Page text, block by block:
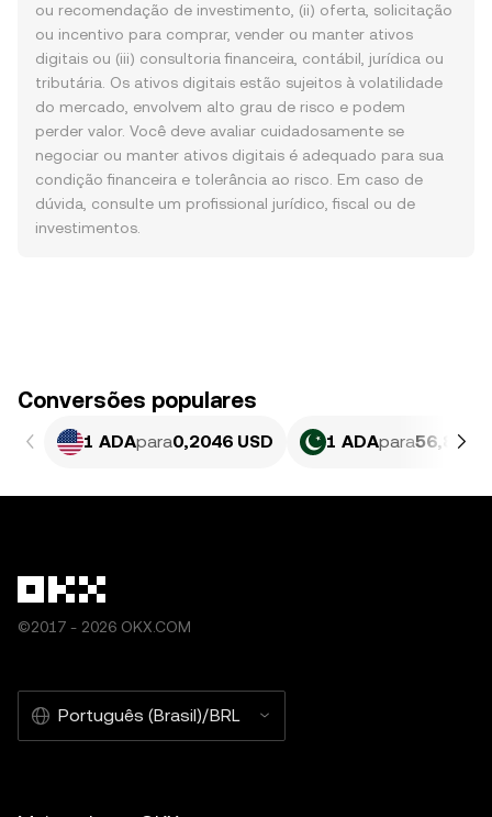
ou recomendação de investimento, (ii) oferta, solicitação
ou incentivo para comprar, vender ou manter ativos
digitais ou (iii) consultoria financeira, contábil, jurídica ou
tributária. Os ativos digitais estão sujeitos à volatilidade
do mercado, envolvem alto grau de risco e podem
perder valor. Você deve avaliar cuidadosamente se
negociar ou manter ativos digitais é adequado para sua
condição financeira e tolerância ao risco. Em caso de
dúvida, consulte um profissional jurídico, fiscal ou de
investimentos.
Conversões populares
1 ADApara0,2046 USD 1 ADApara56,82
©2017 - 2026 OKX.COM
Português (Brasil)/BRL